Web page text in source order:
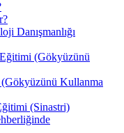
Danışmanlığı
(Gökyüzünü
Kullanma
(Sinastri)